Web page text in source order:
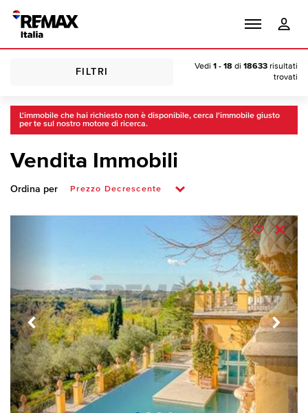
FILTRI
Vedi 1 - 18 di 18633 risultati
trovati
L'immobile che hai richiesto non è disponibile, cerca l'immobile giusto
per te sul nostro motore di ricerca.
Vendita Immobili
Ordina per